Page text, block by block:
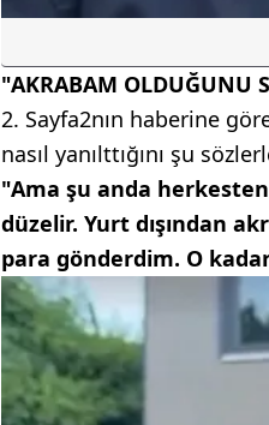
"AKRABAM OLDUĞUNU
2. Sayfa2nın haberine
nasıl yanılttığını şu
"Ama şu anda
düzelir. Yurt dışından
para gönderdim. O